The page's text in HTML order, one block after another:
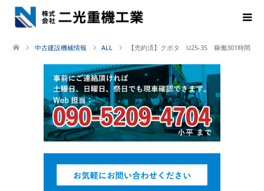
中古建設機械情報 ALL 【売約済】クボタ U25-3S 稼働301時間